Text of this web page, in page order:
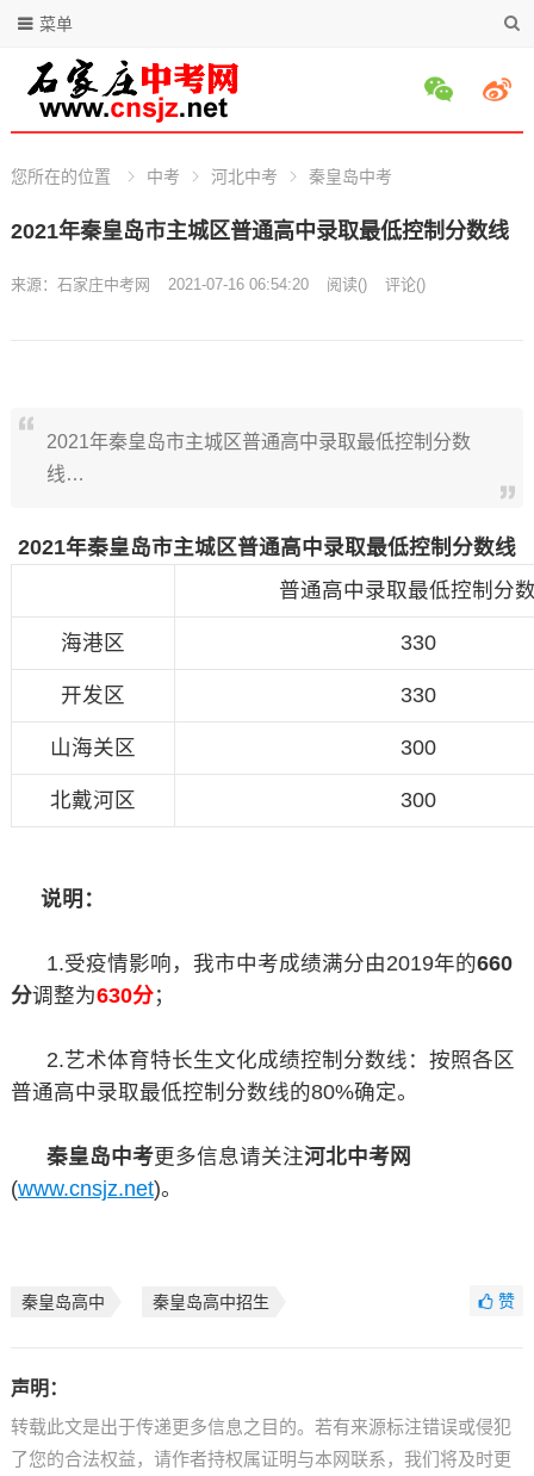
菜单
您所在的位置 中考 河北中考 秦皇岛中考
2021年秦皇岛市主城区普通高中录取最低控制分数线
来源： 石家庄中考网 2021-07-16 06:54:20 阅读() 评论()
2021年秦皇岛市主城区普通高中录取最低控制分数
线…
2021年秦皇岛市主城区普通高中录取最低控制分数线
普通高中录取最低控制分
海港区 330
开发区 330
山海关区 300
北戴河区 300
说明：
1.受疫情影响，我市中考成绩满分由2019年的660
分调整为630分；
2.艺术体育特长生文化成绩控制分数线：按照各区
普通高中录取最低控制分数线的80%确定。
秦皇岛中考更多信息请关注河北中考网
(www.cnsjz.net)。
秦皇岛高中 秦皇岛高中招生 赞
声明：
转载此文是出于传递更多信息之目的。若有来源标注错误或侵犯
了您的合法权益，请作者持权属证明与本网联系，我们将及时更